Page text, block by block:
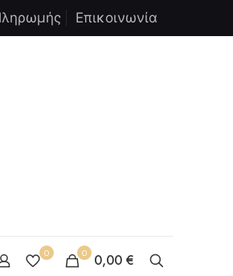
Επικοινωνία
0 0 0,00 €